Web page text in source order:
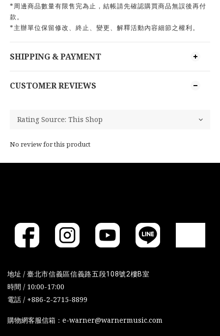
*周邊商品數量有限售完為止，結帳請先確認購買商品無誤後再付
款。
*主辦單位保留修改、終止、變更、解釋活動內容細節之權利。
SHIPPING & PAYMENT
CUSTOMER REVIEWS
No review for this product
地址 / 臺北市信義區信義路五段108號2樓B室
時間 / 10:00-17:00
電話 / +886-2-2715-8899
購物網客服信箱：e-warner@warnermusic.com